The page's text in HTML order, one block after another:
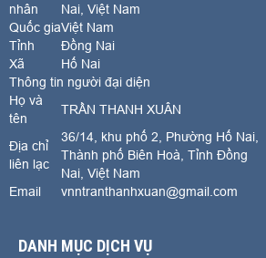
nhân
Nai, Việt Nam
Quốc giaViệt Nam
Tỉnh
Đồng Nai
Xã
Hố Nai
Thông tin người đại diện
Họ và
tên
TRẦN THANH XUÂN
Địa chỉ
liên lạc
36/14, khu phố 2, Phường Hố Nai,
Thành phố Biên Hoà, Tỉnh Đồng
Nai, Việt Nam
Email vnntranthanhxuan@gmail.com
DANH MỤC DỊCH VỤ